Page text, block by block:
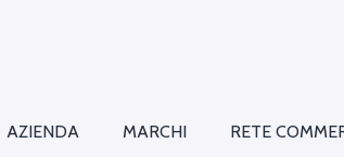
AZIENDA MARCHI RETE